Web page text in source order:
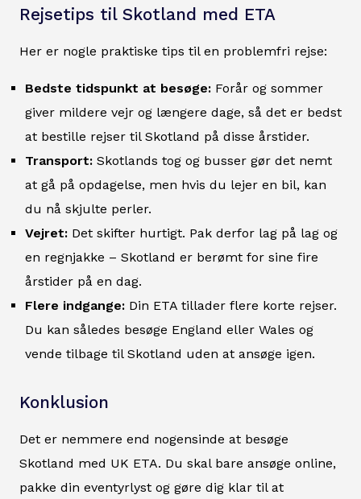
Rejsetips til Skotland med ETA
Her er nogle praktiske tips til en problemfri rejse:
Bedste tidspunkt at besøge: Forår og sommer
giver mildere vejr og længere dage, så det er bedst
at bestille rejser til Skotland på disse årstider.
Transport: Skotlands tog og busser gør det nemt
at gå på opdagelse, men hvis du lejer en bil, kan
du nå skjulte perler.
Vejret: Det skifter hurtigt. Pak derfor lag på lag og
en regnjakke – Skotland er berømt for sine fire
årstider på en dag.
Flere indgange: Din ETA tillader flere korte rejser.
Du kan således besøge England eller Wales og
vende tilbage til Skotland uden at ansøge igen.
Konklusion
Det er nemmere end nogensinde at besøge
Skotland med UK ETA. Du skal bare ansøge online,
pakke din eventyrlyst og gøre dig klar til at